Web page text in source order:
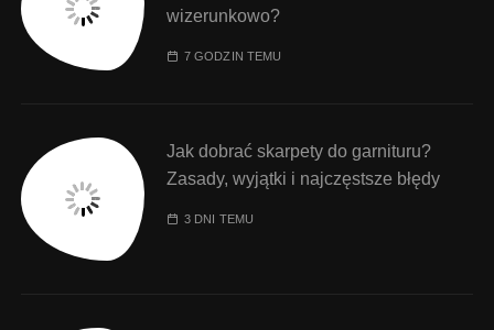
wizerunkowo?
7 GODZIN TEMU
Jak dobrać skarpety do garnituru?
Zasady, wyjątki i najczęstsze błędy
3 DNI TEMU